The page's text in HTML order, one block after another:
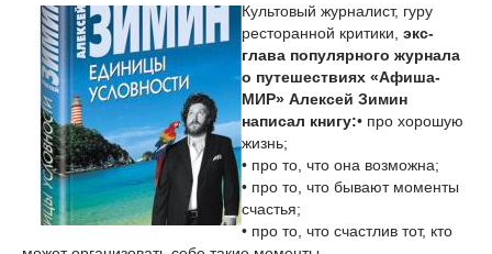
Культовый журналист, гуру
ресторанной критики, экс-
глава популярного журнала
о путешествиях «Афиша-
МИР» Алексей Зимин
написал книгу:• про хорошую
жизнь;
• про то, что она возможна;
• про то, что бывают моменты
счастья;
• про то, что счастлив тот, кто